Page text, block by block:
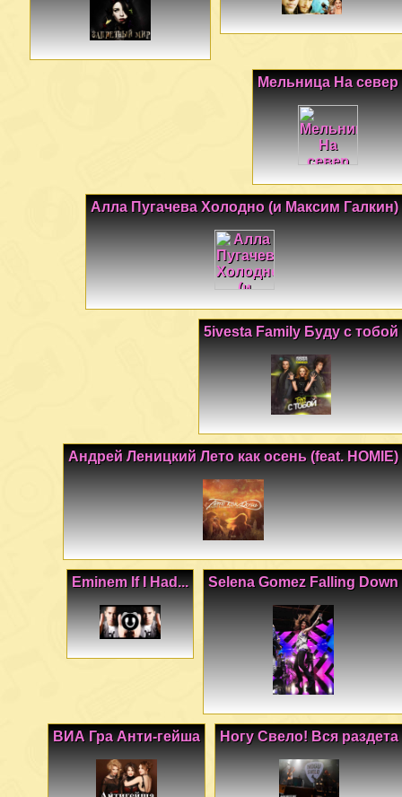
Мельница На север
Алла Пугачева Холодно (и Максим Галкин)
5ivesta Family Буду с тобой
Андрей Леницкий Лето как осень (feat. HOMIE)
Selena Gomez Falling Down
Eminem If I Had...
Ногу Свело! Вся раздета
ВИА Гра Анти-гейша